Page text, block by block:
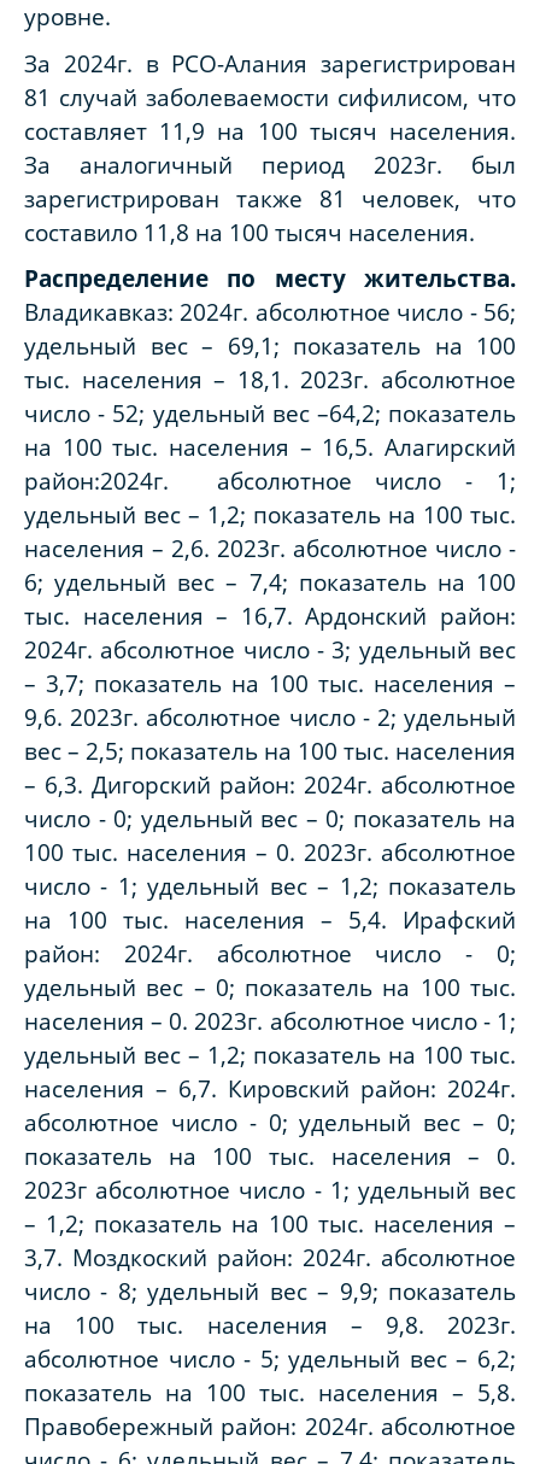
уровне.
За 2024г. в РСО-Алания зарегистрирован
81 случай заболеваемости сифилисом, что
составляет 11,9 на 100 тысяч населения.
За аналогичный период 2023г. был
зарегистрирован также 81 человек, что
составило 11,8 на 100 тысяч населения.
Распределение по месту жительства.
Владикавказ: 2024г. абсолютное число - 56;
удельный вес – 69,1; показатель на 100
тыс. населения – 18,1. 2023г. абсолютное
число - 52; удельный вес –64,2; показатель
на 100 тыс. населения – 16,5. Алагирский
район:2024г. абсолютное число - 1;
удельный вес – 1,2; показатель на 100 тыс.
населения – 2,6. 2023г. абсолютное число -
6; удельный вес – 7,4; показатель на 100
тыс. населения – 16,7. Ардонский район:
2024г. абсолютное число - 3; удельный вес
– 3,7; показатель на 100 тыс. населения –
9,6. 2023г. абсолютное число - 2; удельный
вес – 2,5; показатель на 100 тыс. населения
– 6,3. Дигорский район: 2024г. абсолютное
число - 0; удельный вес – 0; показатель на
100 тыс. населения – 0. 2023г. абсолютное
число - 1; удельный вес – 1,2; показатель
на 100 тыс. населения – 5,4. Ирафский
район: 2024г. абсолютное число - 0;
удельный вес – 0; показатель на 100 тыс.
населения – 0. 2023г. абсолютное число - 1;
удельный вес – 1,2; показатель на 100 тыс.
населения – 6,7. Кировский район: 2024г.
абсолютное число - 0; удельный вес – 0;
показатель на 100 тыс. населения – 0.
2023г абсолютное число - 1; удельный вес
– 1,2; показатель на 100 тыс. населения –
3,7. Моздкоский район: 2024г. абсолютное
число - 8; удельный вес – 9,9; показатель
на 100 тыс. населения – 9,8. 2023г.
абсолютное число - 5; удельный вес – 6,2;
показатель на 100 тыс. населения – 5,8.
Правобережный район: 2024г. абсолютное